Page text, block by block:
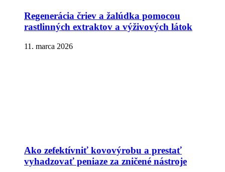
Regenerácia čriev a žalúdka pomocou
rastlinných extraktov a výživových látok
11. marca 2026
Ako zefektívniť kovovýrobu a prestať
vyhadzovať peniaze za zničené nástroje